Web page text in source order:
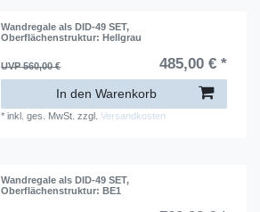
Wandregale als DID-49 SET,
Oberflächenstruktur: Hellgrau
UVP 560,00 € 485,00 € *
In den Warenkorb
*inkl. ges. MwSt. zzgl.Versandkosten
Wandregale als DID-49 SET,
Oberflächenstruktur: BE1